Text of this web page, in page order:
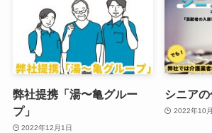
弊社提携「湯〜亀グルー
プ」
2022年12月1日
シニアの
2022年10